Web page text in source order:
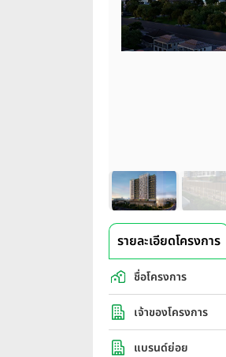
รายละเอียดโครงการ
ชื่อโครงการ
เจ้าของโครงการ
แบรนด์ย่อย